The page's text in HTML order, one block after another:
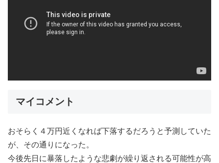
マイコメント
おそらく４万円近くなれば下落するだろうと予測していた
が、その通りになった。
今後先日に暴落したような悲劇が繰り返される可能性が高